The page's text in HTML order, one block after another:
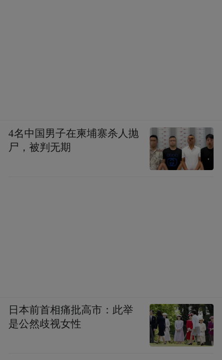
4名中国男子在柬埔寨杀人抛
尸，被判无期
日本前首相痛批高市：此举
是公然歧视女性